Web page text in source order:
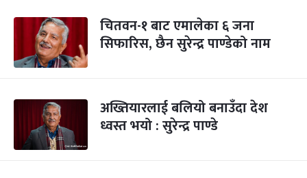
चितवन-१ बाट एमालेका ६ जना
सिफारिस, छैन सुरेन्द्र पाण्डेको नाम
अख्तियारलाई बलियो बनाउँदा देश
ध्वस्त भयो : सुरेन्द्र पाण्डे